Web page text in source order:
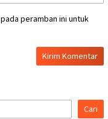
peramban ini untuk
Cari